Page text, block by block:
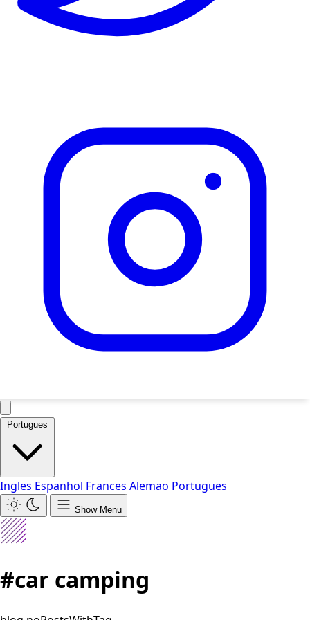
Portugues
Ingles Espanhol Frances Alemao Portugues
Show Menu
#car camping